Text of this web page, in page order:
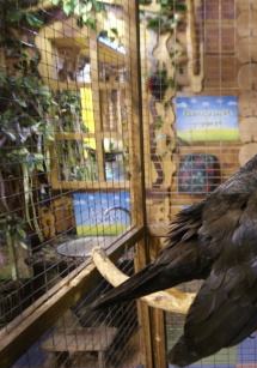
Перейти к основному содержанию